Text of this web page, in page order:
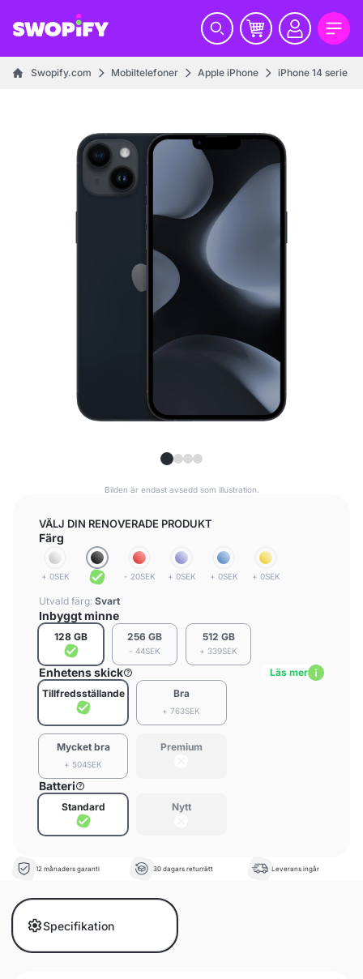
Swopify.com Mobiltelefoner Apple iPhone iPhone 14 serie
Bilden är endast avsedd som illustration.
VÄLJ DIN RENOVERADE PRODUKT
Färg
+ 0SEK - 20SEK + 0SEK + 0SEK + 0SEK
Utvald färg: Svart
Inbyggt minne
128 GB 256 GB
- 44SEK
512 GB
+ 339SEK
Enhetens skick
Läs mer
Tillfredsställande
Bra
+ 763SEK
Mycket bra
+ 504SEK
Premium
Batteri
Standard Nytt
12 månaders garanti 30 dagars returrätt Leverans ingår
Specifikation